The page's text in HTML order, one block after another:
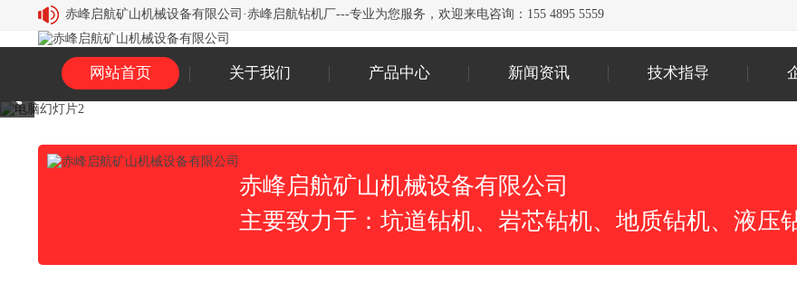
赤峰启航矿山机械设备有限公司·赤峰启航钻机厂---专业为您服务，欢迎来电咨询：155 4895 5559
网站首页 关于我们 产品中心 新闻资讯 技术指导
赤峰启航矿山机械设备有限公司
主要致力于：坑道钻机、岩芯钻机、地质钻机、液压